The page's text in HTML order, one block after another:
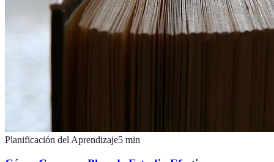
Planificación del Aprendizaje5 min